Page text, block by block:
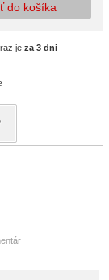
do košíka
je za 3 dni